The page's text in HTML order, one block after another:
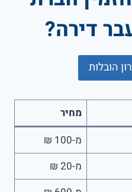
דירה?
הובלות
מחיר
מ-100 ₪
מ-20 ₪